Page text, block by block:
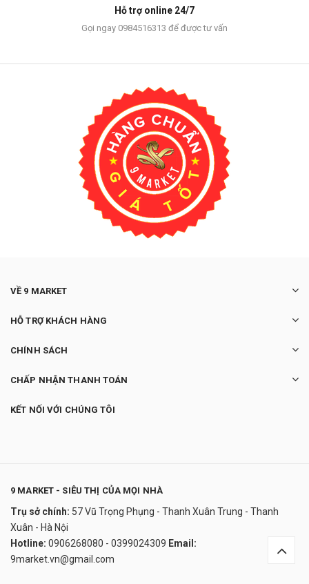
Hỗ trợ online 24/7
Gọi ngay 0984516313 để được tư vấn
VỀ 9 MARKET
HỖ TRỢ KHÁCH HÀNG
CHÍNH SÁCH
CHẤP NHẬN THANH TOÁN
KẾT NỐI VỚI CHÚNG TÔI
9 MARKET - SIÊU THỊ CỦA MỌI NHÀ
Trụ sở chính: 57 Vũ Trọng Phụng - Thanh Xuân Trung - Thanh
Xuân - Hà Nội
Hotline: 0906268080 - 0399024309 Email:
9market.vn@gmail.com
(MD 20011)
6.200.000₫